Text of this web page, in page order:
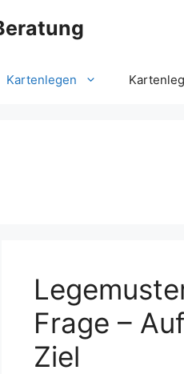
Kartenlegen
Frage –
Ziel